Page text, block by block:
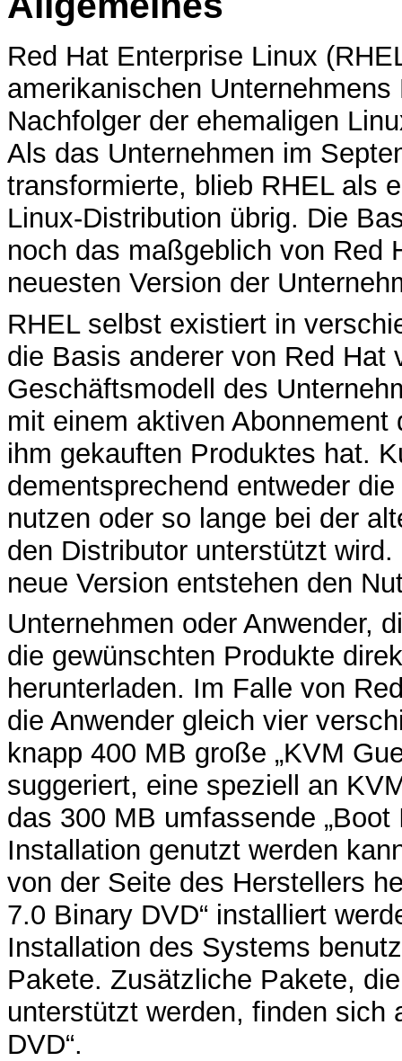
Red Hat Enterprise Linux
amerikanischen
Nachfolger der ehemaligen
Als das Unternehmen im
transformierte, blieb RHEL als
Linux-Distribution übrig. Die
noch das maßgeblich von Red
neuesten Version der
RHEL selbst existiert in
die Basis anderer von Red
Geschäftsmodell des
mit einem aktiven
ihm gekauften Produktes hat.
dementsprechend entweder
nutzen oder so lange bei der
den Distributor unterstützt
neue Version entstehen den
Unternehmen oder Anwender,
die gewünschten Produkte
herunterladen. Im Falle von
die Anwender gleich vier
knapp 400 MB große „KVM
suggeriert, eine speziell an
das 300 MB umfassende
Installation genutzt werden
von der Seite des Herstellers
7.0 Binary DVD“ installiert
Installation des Systems
Pakete. Zusätzliche Pakete,
unterstützt werden, finden sich
DVD“.